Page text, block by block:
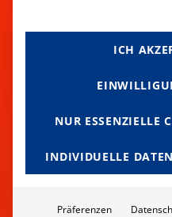
zuverlässigen Partner an
und kompetent hilft.
Rund um die
jederzeit für Sie
Schnelle
dulden keinen
ICH
NUR ESSENZIELLE
INDIVIDUELLE
Präferenzen